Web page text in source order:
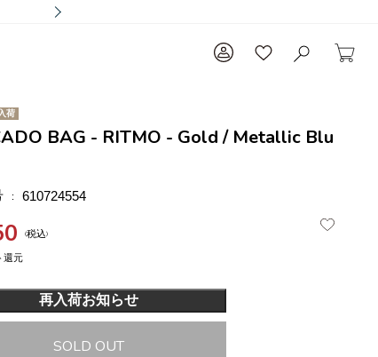
荷
BAG - RITMO - Gold / Metallic Blu
610724554
税込
再入荷お知らせ
SOLD OUT